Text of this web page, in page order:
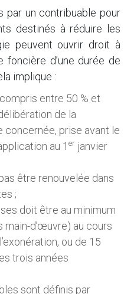
par un contribuable pour
destinés à réduire les
peuvent ouvrir droit à
foncière d’une durée de
implique :
entre 50 % et
de la
prise avant le
au 1 er janvier
être renouvelée dans
;
doit être au minimum
main-d’œuvre) au cours
ou de 15
trois années
sont définis par